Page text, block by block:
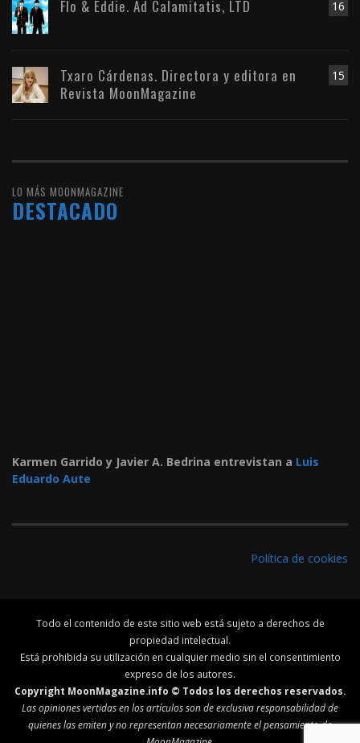
16
Flo & Eddie. Ad Calamitatis, LTD
15
Txaro Cárdenas. Directora y editora en
Revista MoonMagazine
LO MÁS MOONMAGAZINE
DESTACADO
Karmen Garrido y Javier A. Bedrina entrevistan a Luis
Eduardo Aute
Política de cookies
Todo el contenido de este sitio web está sujeto a derechos de
propiedad intelectual.
Está prohibida su utilización en cualquier medio sin el consentimiento
expreso de los autores.
Copyright MoonMagazine.info © Todos los derechos reservados.
Las opiniones vertidas en los artículos son de exclusiva responsabilidad de
quienes las emiten y no representan necesariamente el pensamiento de